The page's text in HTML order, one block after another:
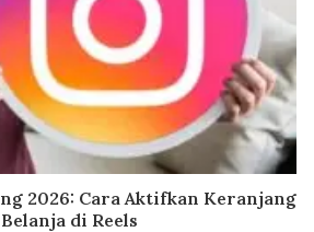
2026: Cara Aktifkan Keranjang
Belanja di Reels